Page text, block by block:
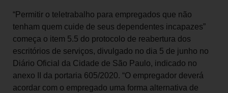
“Permitir o teletrabalho para empregados que não
tenham quem cuide de seus dependentes incapazes”
começa o item 5.5 do protocolo de reabertura dos
escritórios de serviços, divulgado no dia 5 de junho no
Diário Oficial da Cidade de São Paulo, indicado no
anexo II da portaria 605/2020. “O empregador deverá
acordar com o empregado uma forma alternativa de